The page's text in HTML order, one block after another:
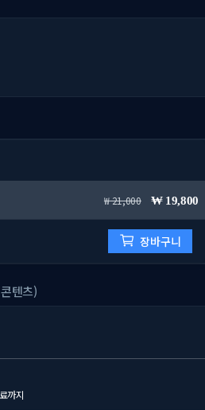
21,000 19,800
장바구니
텐츠)
까지